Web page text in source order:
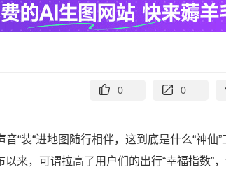
0 0
“装“进地图随行相伴，这到底是什么“神仙
来，可谓拉高了用户们的出行“幸福指数”